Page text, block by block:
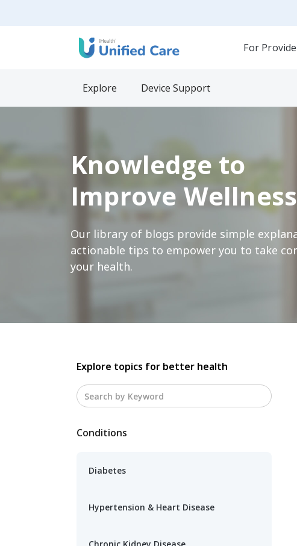
For
Explore Device Support
Knowledge to
Improve Wellness
Our library of blogs provide simple
actionable tips to empower you to take
your health.
Explore topics for better health
Conditions
Diabetes
Hypertension & Heart Disease